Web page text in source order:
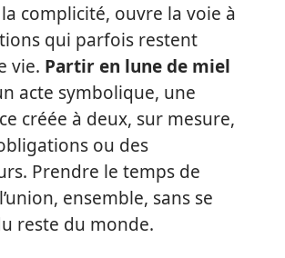
complicité, ouvre la voie à
qui parfois restent
vie. Partir en lune de miel
acte symbolique, une
créée à deux, sur mesure,
ou des
Prendre le temps de
ensemble, sans se
reste du monde.